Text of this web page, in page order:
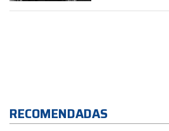
RECOMENDADAS